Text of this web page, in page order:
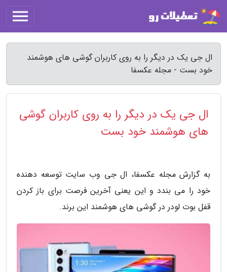
ال جی یک در دیگر را به روی کاربران گوشی های هوشمند
خود بست - مجله عکسفا
ال جی یک در دیگر را به روی کاربران گوشی
های هوشمند خود بست
به گزارش مجله عکسفا، ال جی وب سایت توسعه دهنده
خود را می بندد و این یعنی آخرین فرصت برای باز کردن
قفل بوت لودر در گوشی های هوشمند این برند.